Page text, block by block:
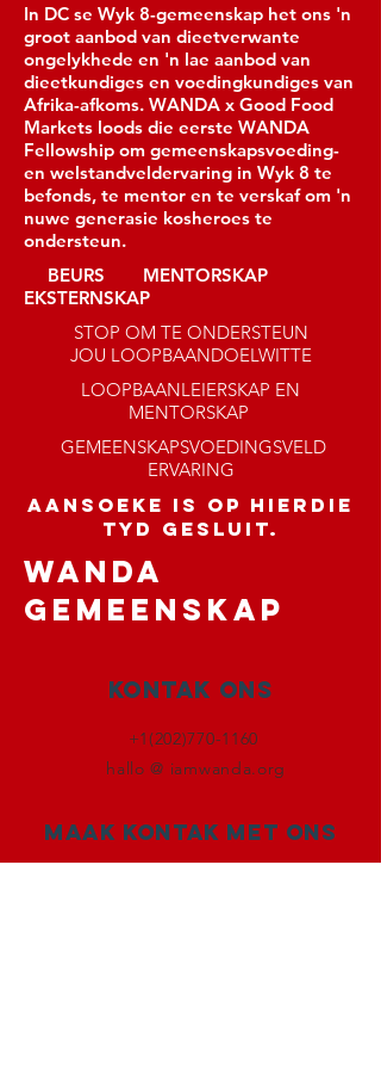
In DC se Wyk 8-gemeenskap het ons 'n
groot aanbod van dieetverwante
ongelykhede en 'n lae aanbod van
dieetkundiges en voedingkundiges van
Afrika-afkoms. WANDA x Good Food
Markets loods die eerste WANDA
Fellowship om gemeenskapsvoeding-
en welstandveldervaring in Wyk 8 te
befonds, te mentor en te verskaf om 'n
nuwe generasie kosheroes te
ondersteun.
BEURS MENTORSKAP
EKSTERNSKAP
STOP OM TE ONDERSTEUN
JOU LOOPBAANDOELWITTE
LOOPBAANLEIERSKAP EN
MENTORSKAP
GEMEENSKAPSVOEDINGSVELD
ERVARING
AANSOEKE IS OP HIERDIE
TYD GESLUIT.
WANDA
GEMEENSKAP
Kontak Ons
+1(202)770-1160
hallo @ iamwanda.org
Maak kontak met ons